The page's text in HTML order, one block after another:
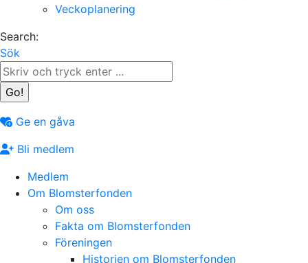
Veckoplanering
Search:
Sök
Ge en gåva
Bli medlem
Medlem
Om Blomsterfonden
Om oss
Fakta om Blomsterfonden
Föreningen
Historien om Blomsterfonden